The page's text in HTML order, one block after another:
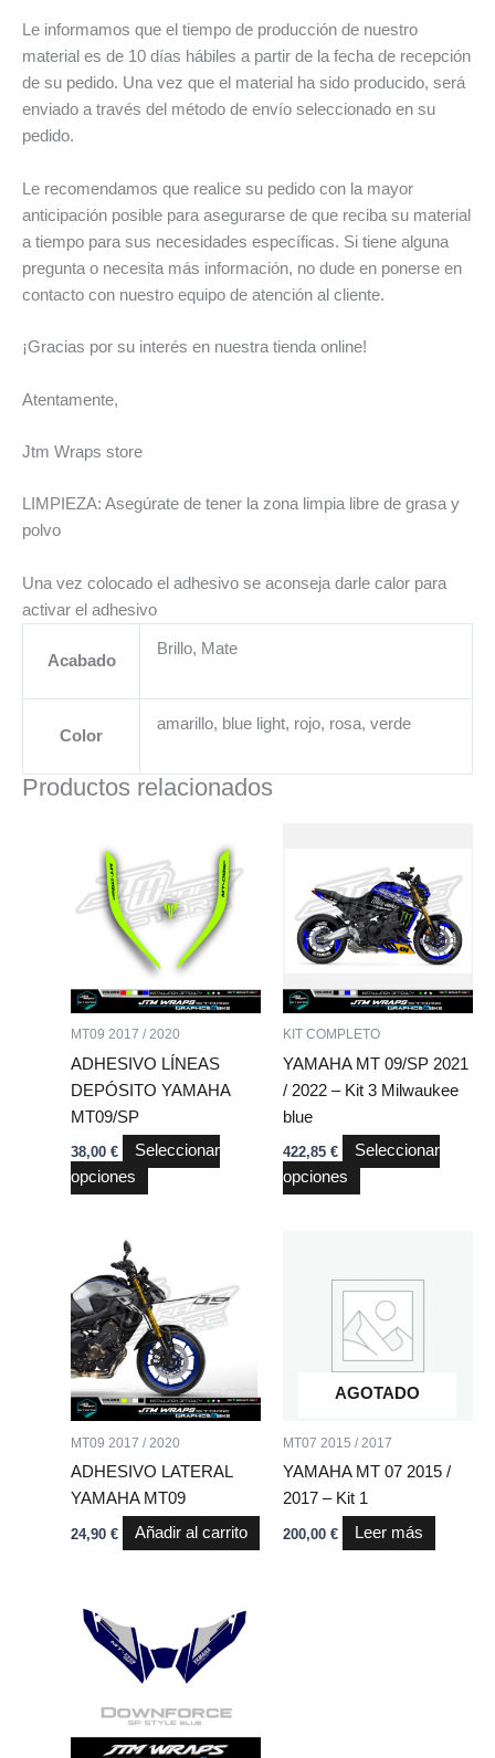
Le informamos que el tiempo de producción de nuestro
material es de 10 días hábiles a partir de la fecha de recepción
de su pedido. Una vez que el material ha sido producido, será
enviado a través del método de envío seleccionado en su
pedido.
Le recomendamos que realice su pedido con la mayor
anticipación posible para asegurarse de que reciba su material
a tiempo para sus necesidades específicas. Si tiene alguna
pregunta o necesita más información, no dude en ponerse en
contacto con nuestro equipo de atención al cliente.
¡Gracias por su interés en nuestra tienda online!
Atentamente,
Jtm Wraps store
LIMPIEZA: Asegúrate de tener la zona limpia libre de grasa y
polvo
Una vez colocado el adhesivo se aconseja darle calor para
activar el adhesivo
Acabado
Brillo, Mate
Color
amarillo, blue light, rojo, rosa, verde
Productos relacionados
MT09 2017 / 2020
ADHESIVO LÍNEAS
DEPÓSITO YAMAHA
MT09/SP
38,00 €
Seleccionar
opciones
producto
tiene
múltiples
variantes.
Las
opciones
elegir
en
página
KIT COMPLETO
YAMAHA MT 09/SP 2021
/ 2022 – Kit 3 Milwaukee
blue
422,85 €
Seleccionar
opciones
tiene
múltiples
variantes.
opciones
elegir
en
página
MT09 2017 / 2020
ADHESIVO LATERAL
YAMAHA MT09
24,90 € Añadir al carrito
AGOTADO
MT07 2015 / 2017
YAMAHA MT 07 2015 /
2017 – Kit 1
200,00 € Leer más
producto
tiene
múltiples
variantes.